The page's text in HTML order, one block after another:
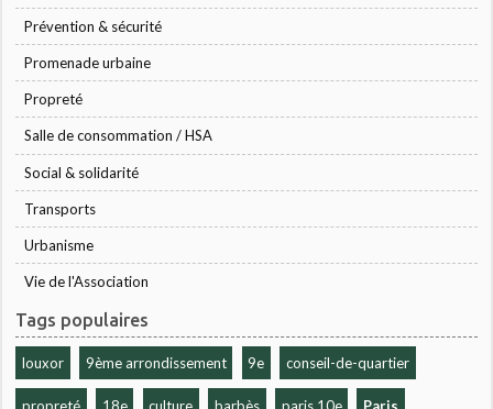
Prévention & sécurité
Promenade urbaine
Propreté
Salle de consommation / HSA
Social & solidarité
Transports
Urbanisme
Vie de l'Association
Tags populaires
louxor 9ème arrondissement 9e conseil-de-quartier
propreté 18e culture barbès paris 10e Paris